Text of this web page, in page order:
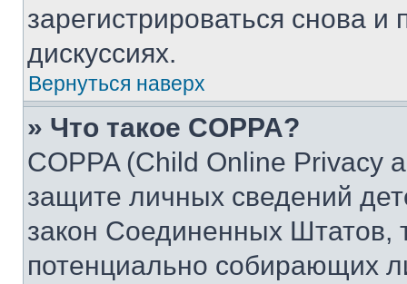
зарегистрироваться снова и
дискуссиях.
Вернуться наверх
» Что такое COPPA?
COPPA (Child Online Privacy
защите личных сведений
закон Соединенных Штатов,
потенциально собирающих